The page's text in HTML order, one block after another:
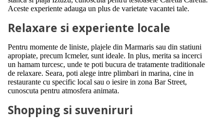
Aceste experiente adauga un plus de varietate vacantei tale.
Relaxare si experiente locale
Pentru momente de liniste, plajele din Marmaris sau din statiuni
apropiate, precum Icmeler, sunt ideale. In plus, merita sa incerci
un hamam turcesc, unde te poti bucura de tratamente traditionale
de relaxare. Seara, poti alege intre plimbari in marina, cine in
restaurante cu specific local sau o iesire in zona Bar Street,
cunoscuta pentru atmosfera animata.
Shopping si suveniruri